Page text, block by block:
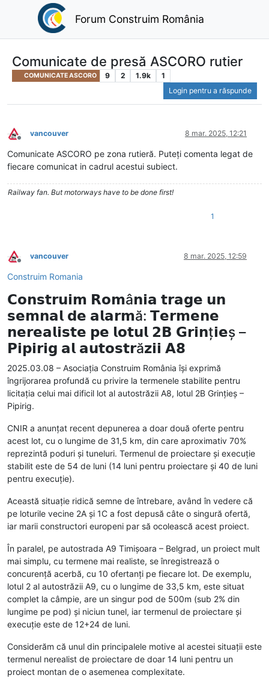
Forum Construim România
Comunicate de presă ASCORO rutier
COMUNICATE ASCORO 9 2 1.9k
1
Login pentru a răspunde
Deconectat
vancouver 8 mar. 2025, 12:21
Comunicate ASCORO pe zona rutieră. Puteți comenta legat de
fiecare comunicat in cadrul acestui subiect.
Railway fan. But motorways have to be done first!
1
Deconectat
vancouver 8 mar. 2025, 12:59
Construim Romania
𝗖𝗼𝗻𝘀𝘁𝗿𝘂𝗶𝗺 𝗥𝗼𝗺â𝗻𝗶𝗮 𝘁𝗿𝗮𝗴𝗲 𝘂𝗻
𝘀𝗲𝗺𝗻𝗮𝗹 𝗱𝗲 𝗮𝗹𝗮𝗿𝗺ă: 𝗧𝗲𝗿𝗺𝗲𝗻𝗲
𝗻𝗲𝗿𝗲𝗮𝗹𝗶𝘀𝘁𝗲 𝗽𝗲 𝗹𝗼𝘁𝘂𝗹 𝟮𝗕 𝗚𝗿𝗶𝗻ț𝗶𝗲ș –
𝗣𝗶𝗽𝗶𝗿𝗶𝗴 𝗮𝗹 𝗮𝘂𝘁𝗼𝘀𝘁𝗿ă𝘇𝗶𝗶 𝗔𝟴
2025.03.08 – Asociația Construim România își exprimă
îngrijorarea profundă cu privire la termenele stabilite pentru
licitația celui mai dificil lot al autostrăzii A8, lotul 2B Grințieș –
Pipirig.
CNIR a anunțat recent depunerea a doar două oferte pentru
acest lot, cu o lungime de 31,5 km, din care aproximativ 70%
reprezintă poduri și tuneluri. Termenul de proiectare și execuție
stabilit este de 54 de luni (14 luni pentru proiectare și 40 de luni
pentru execuție).
Această situație ridică semne de întrebare, având în vedere că
pe loturile vecine 2A și 1C a fost depusă câte o singură ofertă,
iar marii constructori europeni par să ocolească acest proiect.
În paralel, pe autostrada A9 Timișoara – Belgrad, un proiect mult
mai simplu, cu termene mai realiste, se înregistrează o
concurență acerbă, cu 10 ofertanți pe fiecare lot. De exemplu,
lotul 2 al autostrăzii A9, cu o lungime de 33,5 km, este situat
complet la câmpie, are un singur pod de 500m (sub 2% din
lungime pe pod) și niciun tunel, iar termenul de proiectare și
execuție este de 12+24 de luni.
Considerăm că unul din principalele motive al acestei situații este
termenul nerealist de proiectare de doar 14 luni pentru un
proiect montan de o asemenea complexitate.